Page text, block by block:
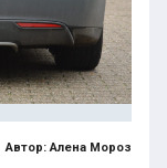
Автор:Алена Мороз